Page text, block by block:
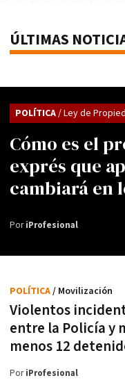
ÚLTIMAS
Cómo es el
exprés que
cambiará en
POLÍTICA/ Ley de
PoriProfesional
Violentos
entre la Policía y
menos 12
POLÍTICA/ Movilización
PoriProfesional